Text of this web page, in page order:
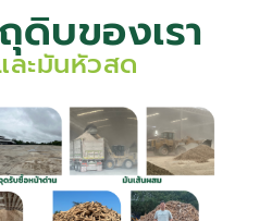
ดิบของเรา
ละมันหัวสด